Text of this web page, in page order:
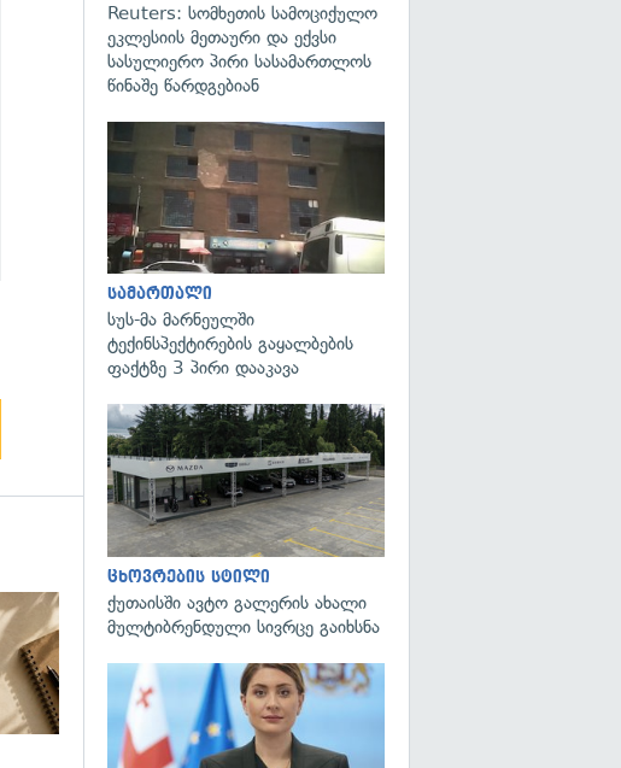
Reuters: სომხეთის სამოციქულო
ეკლესიის მეთაური და ექვსი
სასულიერო პირი სასამართლოს
წინაშე წარდგებიან
სამართალი
სუს-მა მარნეულში
ტექინსპექტირების გაყალბების
ფაქტზე 3 პირი დააკავა
ცხოვრების სტილი
ქუთაისში ავტო გალერის ახალი
მულტიბრენდული სივრცე გაიხსნა